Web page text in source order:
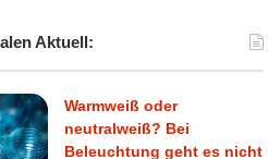
Aktuell:
Warmweiß oder
neutralweiß? Bei
Beleuchtung geht es nicht